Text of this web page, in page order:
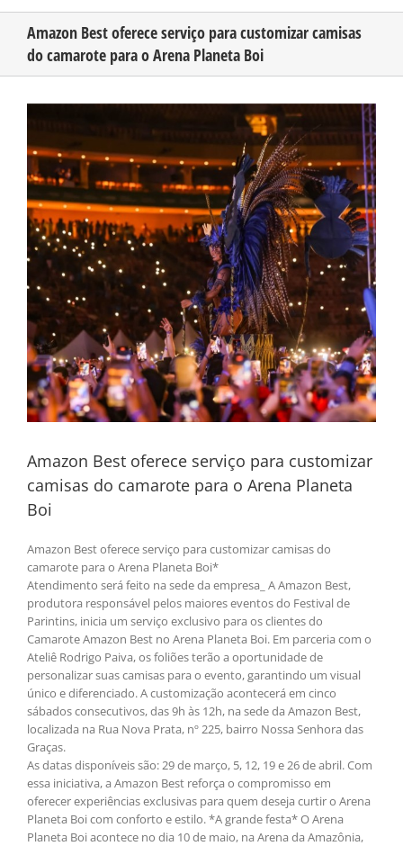
CONHEÇA O AMAZONAS
CONTATO
Amazon Best oferece serviço para customizar camisas
do camarote para o Arena Planeta Boi
Image
Amazon Best oferece serviço para customizar
camisas do camarote para o Arena Planeta
Boi
Amazon Best oferece serviço para customizar camisas do
camarote para o Arena Planeta Boi*
Atendimento será feito na sede da empresa_ A Amazon Best,
produtora responsável pelos maiores eventos do Festival de
Parintins, inicia um serviço exclusivo para os clientes do
Camarote Amazon Best no Arena Planeta Boi. Em parceria com o
Ateliê Rodrigo Paiva, os foliões terão a oportunidade de
personalizar suas camisas para o evento, garantindo um visual
único e diferenciado. A customização acontecerá em cinco
sábados consecutivos, das 9h às 12h, na sede da Amazon Best,
localizada na Rua Nova Prata, nº 225, bairro Nossa Senhora das
Graças.
As datas disponíveis são: 29 de março, 5, 12, 19 e 26 de abril. Com
essa iniciativa, a Amazon Best reforça o compromisso em
oferecer experiências exclusivas para quem deseja curtir o Arena
Planeta Boi com conforto e estilo. *A grande festa* O Arena
Planeta Boi acontece no dia 10 de maio, na Arena da Amazônia,